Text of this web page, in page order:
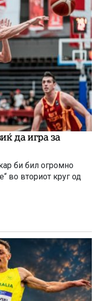
да игра за
би бил огромно
во вториот круг од